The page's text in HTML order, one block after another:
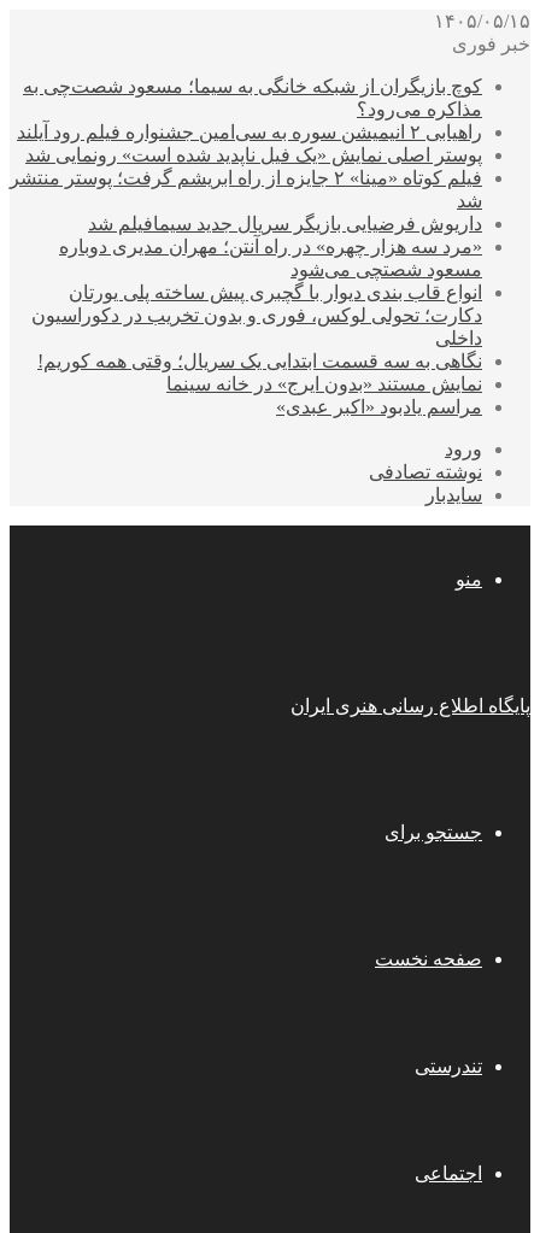
۱۴۰۵/۰۵/۱۵
خبر فوری
کوچ بازیگران از شبکه خانگی به سیما؛ مسعود شصت‌چی به
مذاکره می‌رود؟
راهیابی ۲ انیمیشن سوره به سی‌امین جشنواره فیلم رود آیلند
پوستر اصلی نمایش «یک فیل ناپدید شده است» رونمایی شد
فیلم کوتاه «مینا» ۲ جایزه از راه ابریشم گرفت؛ پوستر منتشر
شد
داریوش فرضیایی بازیگر سریال جدید سیمافیلم شد
«مرد سه هزار چهره» در راه آنتن؛ مهران مدیری دوباره
مسعود شصتچی می‌شود
انواع قاب بندی دیوار با گچبری پیش ساخته پلی یورتان
دکارت؛ تحولی لوکس، فوری و بدون تخریب در دکوراسیون
داخلی
نگاهی به سه قسمت ابتدایی یک سریال؛ وقتی همه کوریم!
نمایش مستند «بدون ایرج» در خانه سینما
مراسم یادبود «اکبر عبدی»
ورود
نوشته تصادفی
سایدبار
منو
پایگاه اطلاع رسانی هنری ایران
جستجو برای
صفحه نخست
تندرستی
اجتماعی